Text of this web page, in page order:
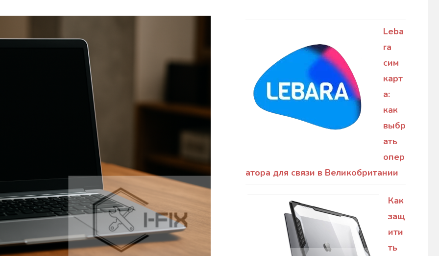
Leba
ra
сим
карт
а:
как
выбр
ать
опер
атора для связи в Великобритании
Как
защ
ити
ть